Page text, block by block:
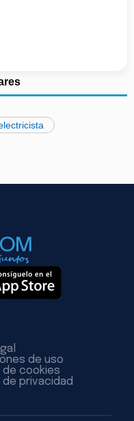
de uso
de cookies
de privacidad